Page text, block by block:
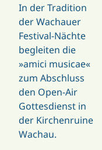
In der Tradition
der Wachauer
Festival-Nächte
begleiten die
»amici musicae«
zum Abschluss
den Open-Air
Gottesdienst in
der Kirchenruine
Wachau.